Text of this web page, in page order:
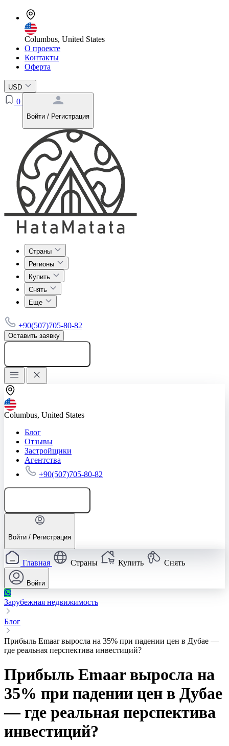
Columbus, United States
О проекте
Контакты
Оферта
USD
0
Войти / Регистрация
Страны
Регионы
Купить
Снять
Еще
+90(507)705-80-82
Оставить заявку
Columbus, United States
Блог
Отзывы
Застройщики
Агентства
+90(507)705-80-82
Войти / Регистрация
Главная Страны Купить Снять
Войти
Зарубежная недвижимость
Блог
Прибыль Emaar выросла на 35% при падении цен в Дубае —
где реальная перспектива инвестиций?
Прибыль Emaar выросла на
35% при падении цен в Дубае
— где реальная перспектива
инвестиций?